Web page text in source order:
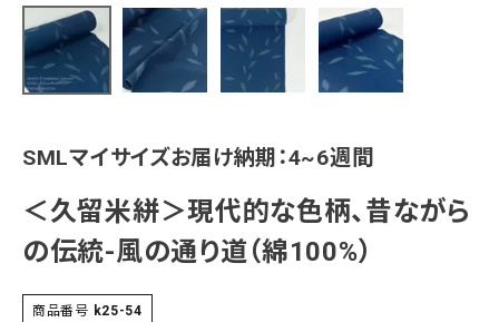
正絹 木綿・麻 ポリエステル その他
価格から探す
20,000-30,000円 30,000円以上
羽織
新作・キャンペーン
SALE
SMLマイサイズお届け納期：4~6週間
＜久留米絣＞現代的な色柄、昔ながら
の伝統-風の通り道（綿100%）
商品番号 k25-54